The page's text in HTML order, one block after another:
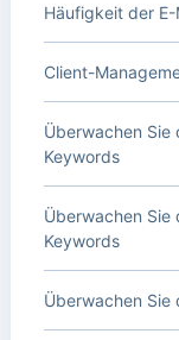
Häufigkeit der
Client-
Überwachen Sie
Keywords
Überwachen Sie
Keywords
Überwachen Sie